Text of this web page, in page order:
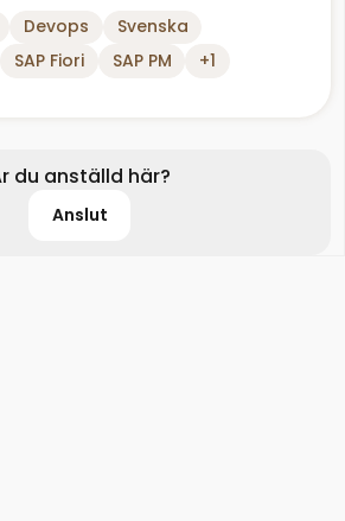
Devops
Svenska
SAP Fiori SAP PM
+1
du anställd här?
Anslut